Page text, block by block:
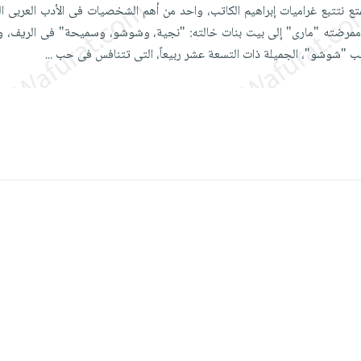
نتتبع غراميات إبراهيم الكاتب، واحد من أهم الشخصيات فى الأدب
"مارى" إلى بيت بنات خالته: "نجية، وشوشو، وسميحة" فى الريف،
"شوشو"، الجميلة ذات التسعة عشر ربيعاً، التى تتنافس فى حب...